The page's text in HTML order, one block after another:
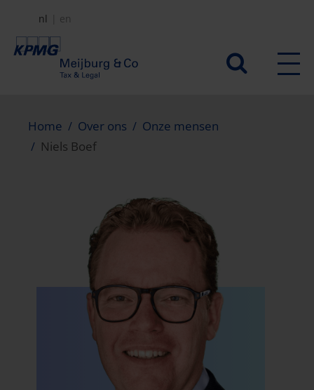
naar
Secundair
nl en
Home Over ons
Onze mensen
Niels Boef